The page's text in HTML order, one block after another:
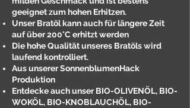
geeignet zum hohen Erhitzen.
Unser Bratöl kann auch für längere Zeit
auf über 200°C erhitzt werden
Die hohe Qualität unseres Bratöls wird
laufend kontrolliert.
Aus unserer SonnenblumenHack
Produktion
Entdecke auch unser BIO-OLIVENÖL, BIO-
WOKÖL, BIO-KNOBLAUCHÖL, BIO-